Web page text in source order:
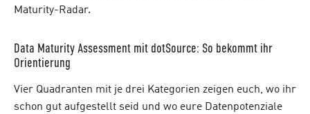
Maturity-Radar.
Data Maturity Assessment mit dotSource: So bekommt ihr
Orientierung
Vier Quadranten mit je drei Kategorien zeigen euch, wo ihr
schon gut aufgestellt seid und wo eure Datenpotenziale